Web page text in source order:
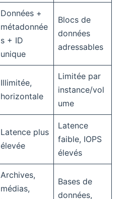
Données +
métadonnée
s + ID
unique
Blocs de
données
adressables
Illimitée,
horizontale
Limitée par
instance/vol
ume
Latence plus
élevée
Latence
faible, IOPS
élevés
Archives,
médias,
Bases de
données,